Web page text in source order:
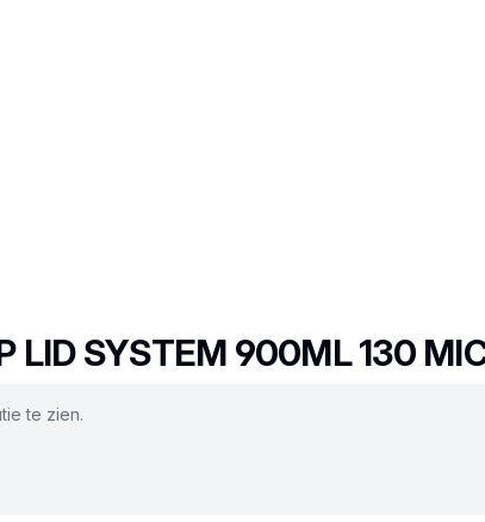
LID SYSTEM 900ML 130
te zien.